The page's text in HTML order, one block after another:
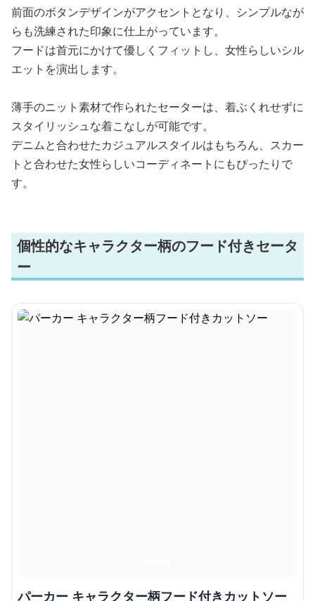
前面のボタンデザインがアクセントとなり、シンプルなが
らも洗練された印象に仕上がっています。
フードは首元にかけて優しくフィットし、女性らしいシル
エットを演出します。
薄手のニット素材で作られたセーターは、着ぶくれせずに
スタイリッシュな着こなしが可能です。
デニムと合わせたカジュアルスタイルはもちろん、スカー
トと合わせた女性らしいコーディネートにもぴったりで
す。
個性的なキャラクター柄のフード付きセータ
ー
パーカー キャラクター柄フード付きカットソー